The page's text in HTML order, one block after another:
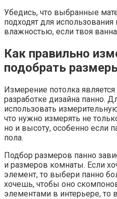
Убедись, что выбранные
подходят для
влажностью, если твоя
Как правильно
подобрать
Измерение потолка
разработке дизайна панно.
использовать
что нужно измерять не
но и высоту, особенно если
пола.
Подбор размеров панно
и размеров комнаты. Если
элемент, то выбери панно
хочешь, чтобы оно
элементами в интерьере,